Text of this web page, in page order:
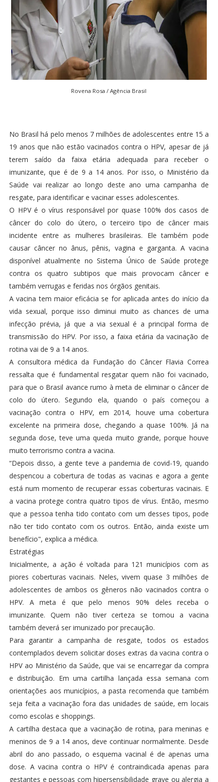
Rovena Rosa / Agência Brasil
No Brasil há pelo menos 7 milhões de adolescentes entre 15 a
19 anos que não estão vacinados contra o HPV, apesar de já
terem saído da faixa etária adequada para receber o
imunizante, que é de 9 a 14 anos. Por isso, o Ministério da
Saúde vai realizar ao longo deste ano uma campanha de
resgate, para identificar e vacinar esses adolescentes.
O HPV é o vírus responsável por quase 100% dos casos de
câncer do colo do útero, o terceiro tipo de câncer mais
incidente entre as mulheres brasileiras. Ele também pode
causar câncer no ânus, pênis, vagina e garganta. A vacina
disponível atualmente no Sistema Único de Saúde protege
contra os quatro subtipos que mais provocam câncer e
também verrugas e feridas nos órgãos genitais.
A vacina tem maior eficácia se for aplicada antes do início da
vida sexual, porque isso diminui muito as chances de uma
infecção prévia, já que a via sexual é a principal forma de
transmissão do HPV. Por isso, a faixa etária da vacinação de
rotina vai de 9 a 14 anos.
A consultora médica da Fundação do Câncer Flavia Correa
ressalta que é fundamental resgatar quem não foi vacinado,
para que o Brasil avance rumo à meta de eliminar o câncer de
colo do útero. Segundo ela, quando o país começou a
vacinação contra o HPV, em 2014, houve uma cobertura
excelente na primeira dose, chegando a quase 100%. Já na
segunda dose, teve uma queda muito grande, porque houve
muito terrorismo contra a vacina.
“Depois disso, a gente teve a pandemia de covid-19, quando
despencou a cobertura de todas as vacinas e agora a gente
está num momento de recuperar essas coberturas vacinais. E
a vacina protege contra quatro tipos de vírus. Então, mesmo
que a pessoa tenha tido contato com um desses tipos, pode
não ter tido contato com os outros. Então, ainda existe um
benefício", explica a médica.
Estratégias
Inicialmente, a ação é voltada para 121 municípios com as
piores coberturas vacinais. Neles, vivem quase 3 milhões de
adolescentes de ambos os gêneros não vacinados contra o
HPV. A meta é que pelo menos 90% deles receba o
imunizante. Quem não tiver certeza se tomou a vacina
também deverá ser imunizado por precaução.
Para garantir a campanha de resgate, todos os estados
contemplados devem solicitar doses extras da vacina contra o
HPV ao Ministério da Saúde, que vai se encarregar da compra
e distribuição. Em uma cartilha lançada essa semana com
orientações aos municípios, a pasta recomenda que também
seja feita a vacinação fora das unidades de saúde, em locais
como escolas e shoppings.
A cartilha destaca que a vacinação de rotina, para meninas e
meninos de 9 a 14 anos, deve continuar normalmente. Desde
abril do ano passado, o esquema vacinal é de apenas uma
dose. A vacina contra o HPV é contraindicada apenas para
gestantes e pessoas com hipersensibilidade grave ou alergia a